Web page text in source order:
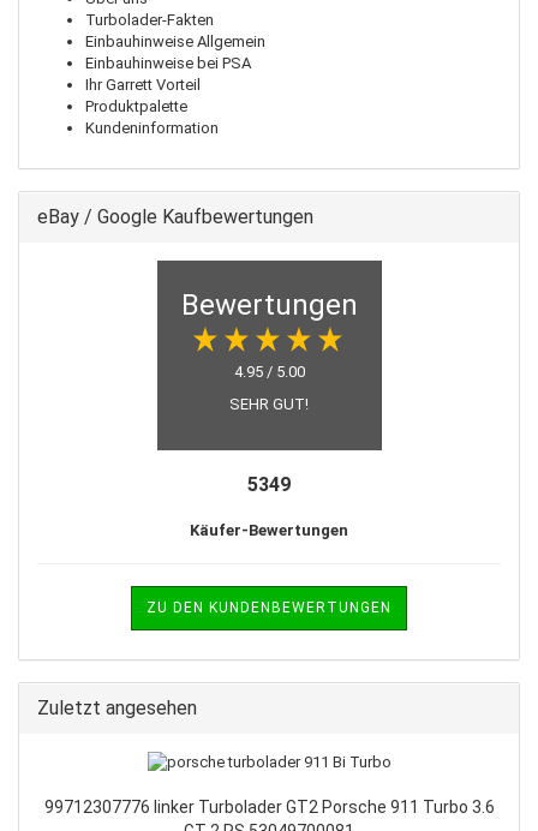
Turbolader-Fakten
Einbauhinweise Allgemein
Einbauhinweise bei PSA
Ihr Garrett Vorteil
Produktpalette
Kundeninformation
eBay / Google Kaufbewertungen
Bewertungen
4.95 / 5.00
SEHR GUT!
5349
Käufer-Bewertungen
ZU DEN KUNDENBEWERTUNGEN
Zuletzt angesehen
99712307776 linker Turbolader GT2 Porsche 911 Turbo 3.6